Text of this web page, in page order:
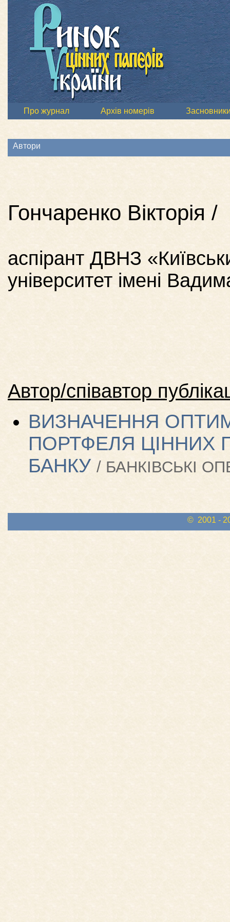
Про журнал Архів номерів
Автори
Гончаренко Вікторія /
аспірант ДВНЗ
університет імені
Автор/співавтор
ВИЗНАЧЕННЯ
ПОРТФЕЛЯ ЦІННИХ
БАНКУ / БАНКІВСЬКІ
© 2001 -